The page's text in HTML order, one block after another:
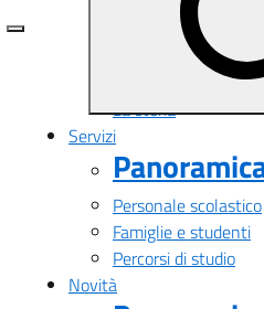
I numeri della scuola
Le carte della scuola
Organizzazione
La storia
Servizi
Personale scolastico
Famiglie e studenti
Percorsi di studio
Novità